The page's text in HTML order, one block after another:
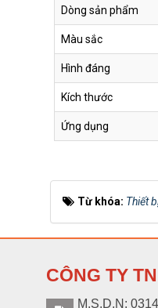
WMT594-VN
WMT502MYZ-VN
Dòng sản phẩm
Màu sắc
Hình đáng
Kích thước
Ứng dụng
Từ khóa: Thiết
CÔNG TY
M.S.D.N: